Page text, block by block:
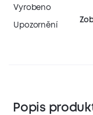
Vyrobeno
Upozornění
Popis